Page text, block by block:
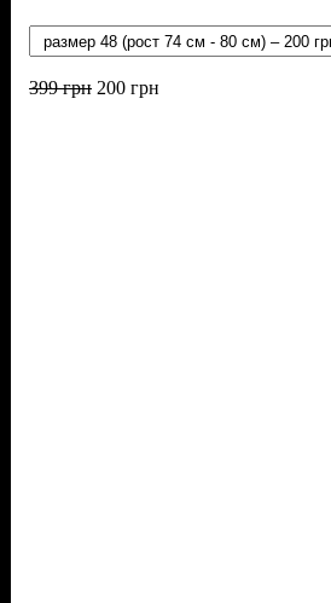
399грн 200 грн